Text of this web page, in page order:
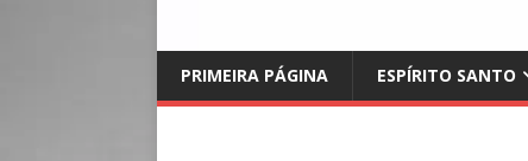
PRIMEIRA PÁGINA ESPÍRITO SANTO